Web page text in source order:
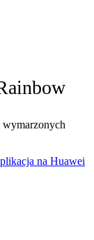
wymarzonych